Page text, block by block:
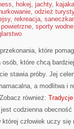
, hokej, jachty,
, odzież
, rekreacja,
, sporty wodne
które
które chcą
stawia próby. Jej
a modlitwa i
również:
codzienna
człowiek uczy się